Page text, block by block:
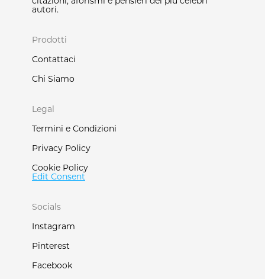
autori.
Prodotti
Contattaci
Chi Siamo
Legal
Termini e Condizioni
Privacy Policy
Cookie Policy
Edit Consent
Socials
Instagram
Pinterest
Facebook